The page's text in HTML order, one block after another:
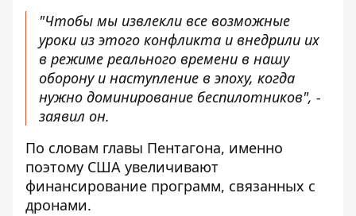
"Чтобы мы извлекли все возможные
уроки из этого конфликта и внедрили их
в режиме реального времени в нашу
оборону и наступление в эпоху, когда
нужно доминирование беспилотников", -
заявил он.
По словам главы Пентагона, именно
поэтому США увеличивают
финансирование программ, связанных с
дронами.